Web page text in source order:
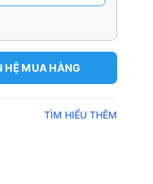
yêu cầu
1 thùng carton
HỆ MUA HÀNG
TÌM HIỂU THÊM